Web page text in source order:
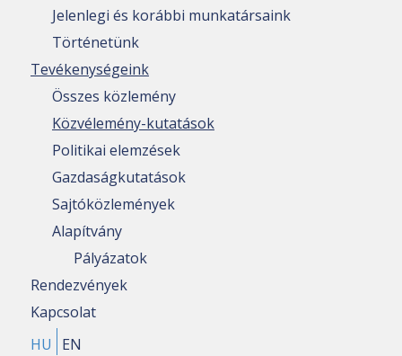
Jelenlegi és korábbi munkatársaink
Történetünk
Tevékenységeink
Összes közlemény
Közvélemény-kutatások
Politikai elemzések
Gazdaságkutatások
Sajtóközlemények
Alapítvány
Pályázatok
Rendezvények
Kapcsolat
HU
EN